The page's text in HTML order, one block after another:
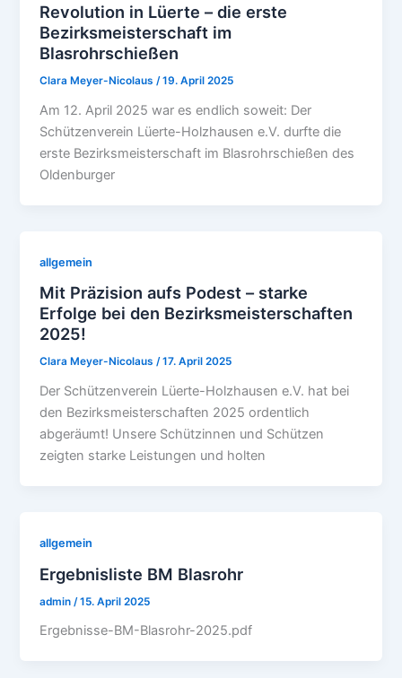
Revolution in Lüerte – die erste
Bezirksmeisterschaft im
Blasrohrschießen
Clara Meyer-Nicolaus/19. April 2025
Am 12. April 2025 war es endlich soweit: Der
Schützenverein Lüerte-Holzhausen e.V. durfte die
erste Bezirksmeisterschaft im Blasrohrschießen des
Oldenburger
allgemein
Mit Präzision aufs Podest – starke
Erfolge bei den Bezirksmeisterschaften
2025!
Clara Meyer-Nicolaus/17. April 2025
Der Schützenverein Lüerte-Holzhausen e.V. hat bei
den Bezirksmeisterschaften 2025 ordentlich
abgeräumt! Unsere Schützinnen und Schützen
zeigten starke Leistungen und holten
allgemein
Ergebnisliste BM Blasrohr
admin /15. April 2025
Ergebnisse-BM-Blasrohr-2025.pdf